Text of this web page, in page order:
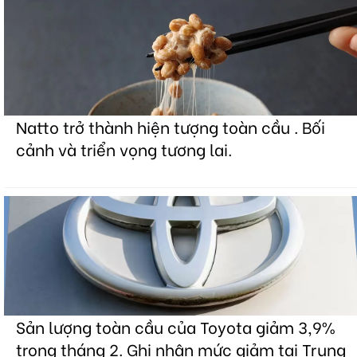
Natto trở thành hiện tượng toàn cầu . Bối
cảnh và triển vọng tương lai.
Sản lượng toàn cầu của Toyota giảm 3,9%
trong tháng 2. Ghi nhận mức giảm tại Trung